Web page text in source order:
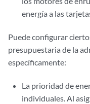
energía a las
Puede configurar
presupuestaria de la
específicamente:
La prioridad de
individuales. Al